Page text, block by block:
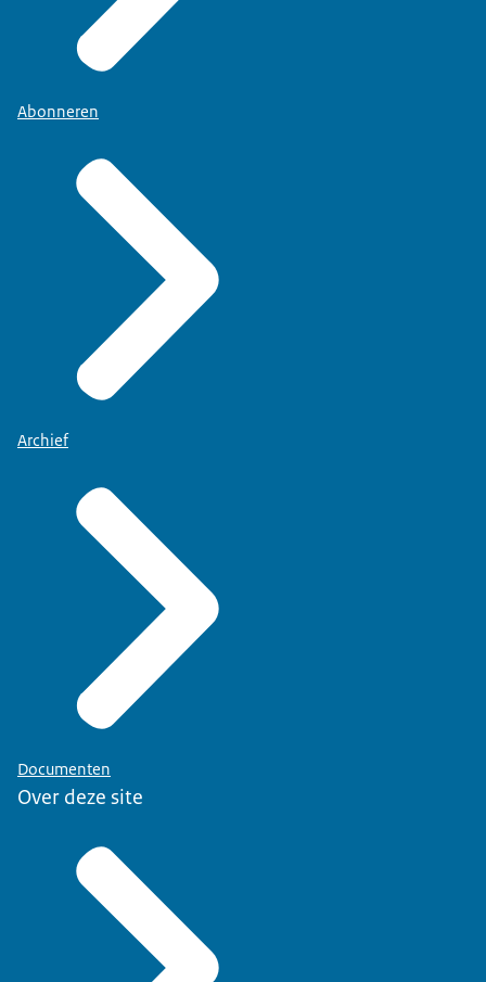
Abonneren
Archief
Documenten
Over deze site